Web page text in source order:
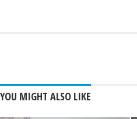
YOU MIGHT ALSO LIKE